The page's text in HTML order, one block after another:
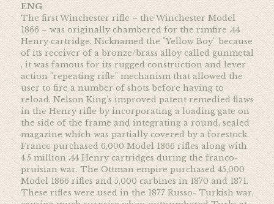
ENG
The first Winchester rifle – the Winchester Model
1866 – was originally chambered for the rimfire .44
Henry cartridge. Nicknamed the "Yellow Boy" because
of its receiver of a bronze/brass alloy called gunmetal
, it was famous for its rugged construction and lever
action "repeating rifle" mechanism that allowed the
user to fire a number of shots before having to
reload. Nelson King's improved patent remedied flaws
in the Henry rifle by incorporating a loading gate on
the side of the frame and integrating a round, sealed
magazine which was partially covered by a forestock.
France purchased 6,000 Model 1866 rifles along with
4.5 million .44 Henry cartridges during the franco-
pruisian war. The Ottman empire purchased 45,000
Model 1866 rifles and 5,000 carbines in 1870 and 1871.
These rifles were used in the 1877 Russo- Turkish war,